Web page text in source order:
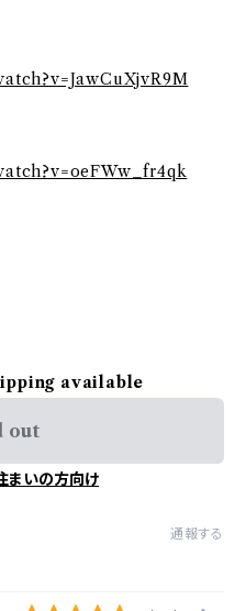
available
out
まいの方向け
通報する